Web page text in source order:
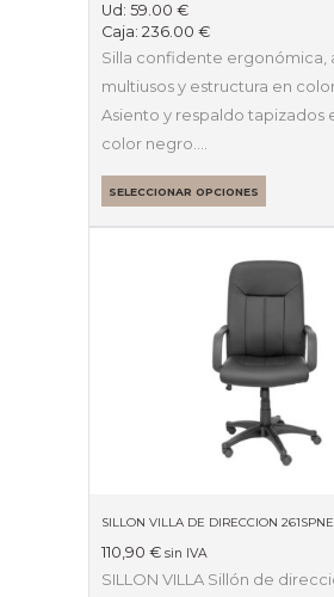
Ud: 59.00 €
Caja: 236.00 €
Silla confidente ergonómica,
multiusos y estructura en
Asiento y respaldo tapizados
color negro.…
SELECCIONAR OPCIONES
SILLON VILLA DE DIRECCION 261SPNE
110,90 € sin IVA
SILLON VILLA Sillón de